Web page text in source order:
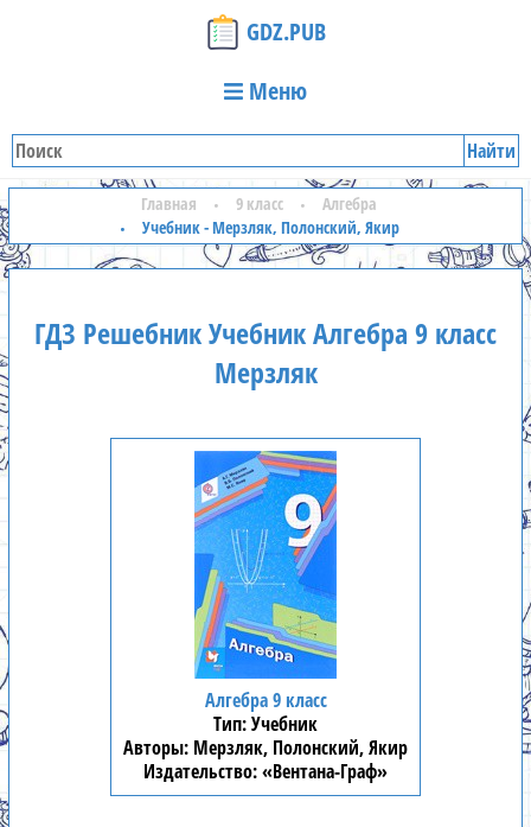
GDZ.PUB
Меню
Найти
Главная 9 класс
Алгебра
Учебник - Мерзляк, Полонский, Якир
ГДЗ Решебник Учебник Алгебра 9 класс
Мерзляк
Алгебра 9 класс
Учебник
Мерзляк, Полонский, Якир
«Вентана-Граф»